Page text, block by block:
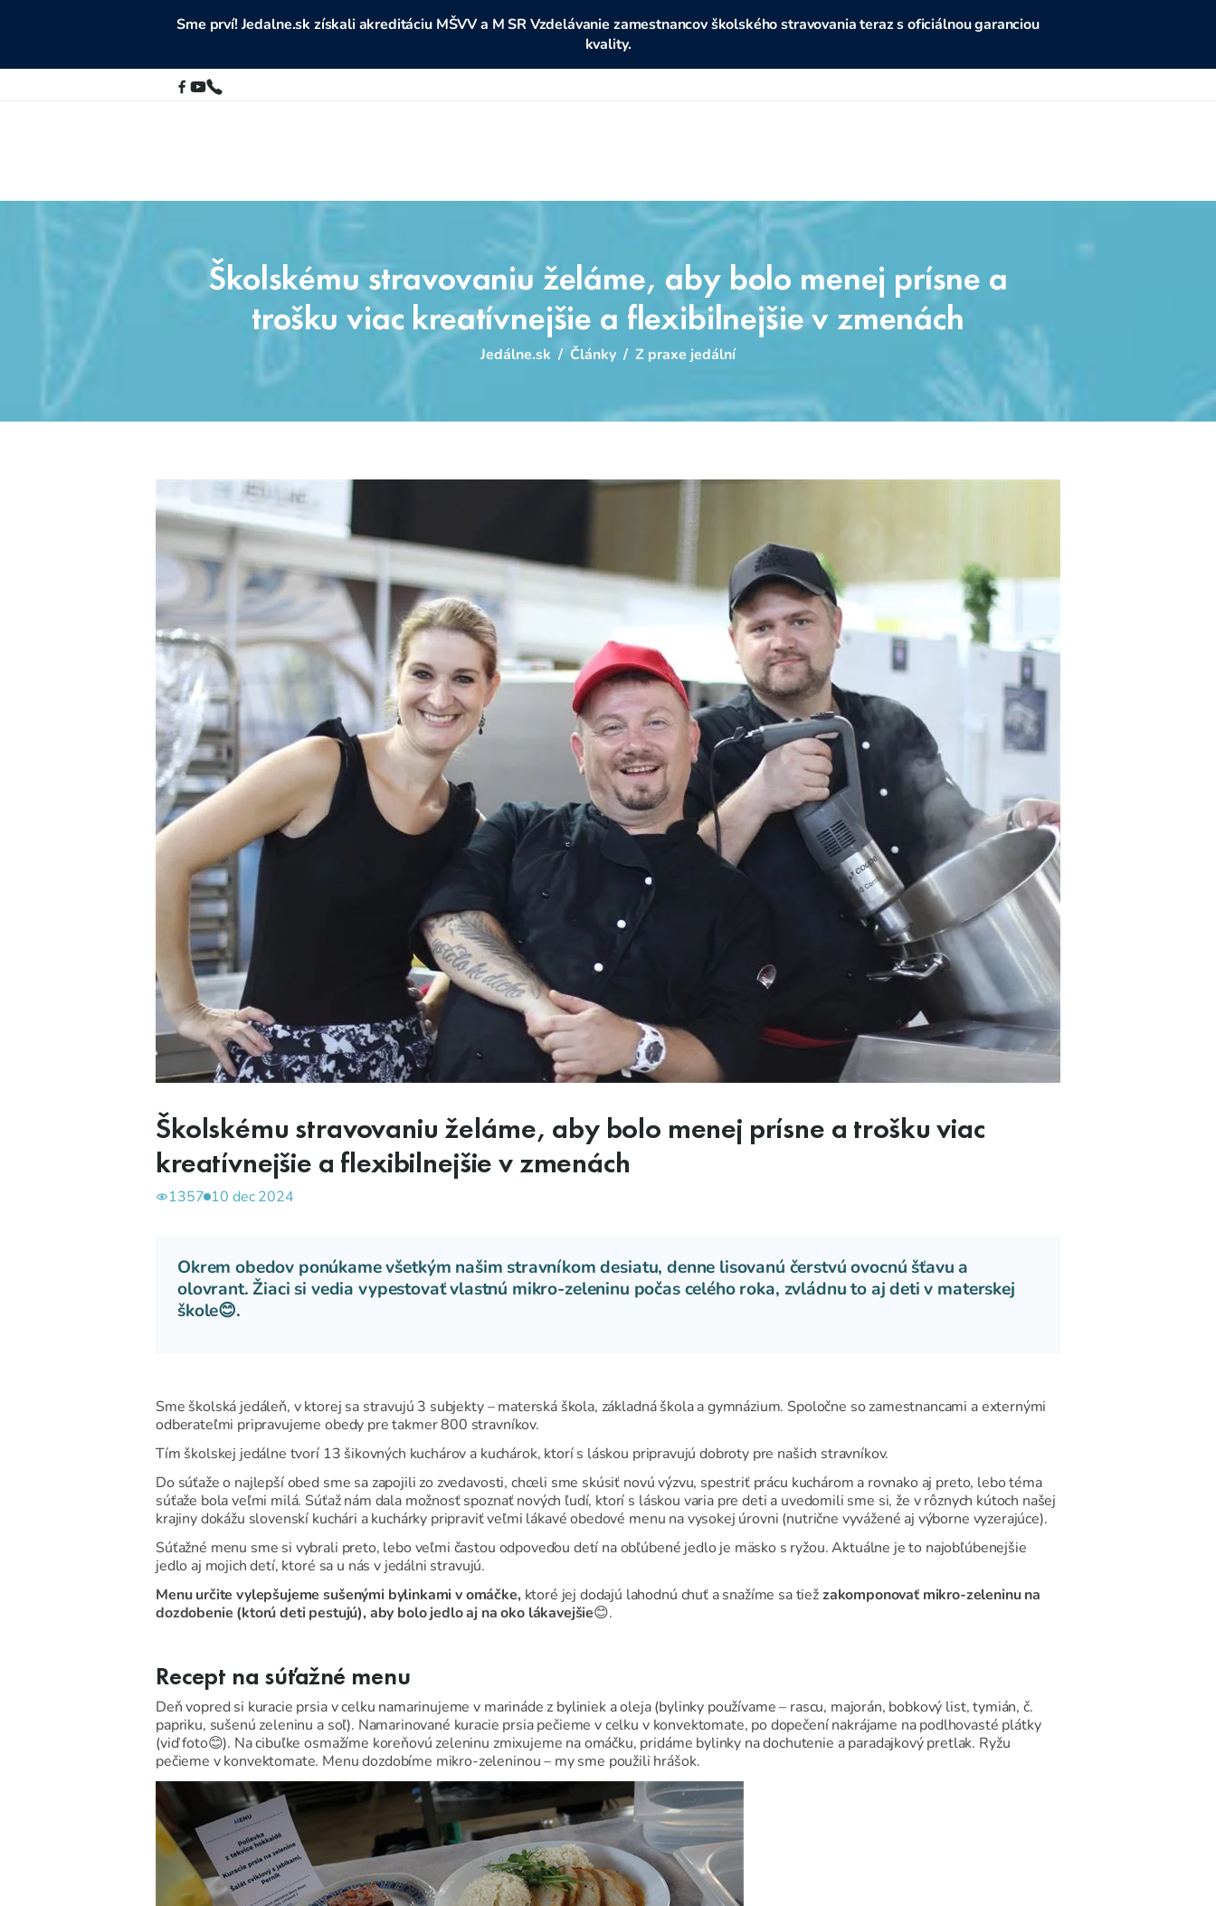
Sme prví! Jedalne.sk získali akreditáciu MŠVV a M SR Vzdelávanie zamestnancov školského stravovania teraz s oficiálnou garanciou
kvality.
Školskému stravovaniu želáme, aby bolo menej prísne a
trošku viac kreatívnejšie a flexibilnejšie v zmenách
Jedálne.sk / Články / Z praxe jedální
Školskému stravovaniu želáme, aby bolo menej prísne a trošku viac
kreatívnejšie a flexibilnejšie v zmenách
1357 10 dec 2024
Okrem obedov ponúkame všetkým našim stravníkom desiatu, denne lisovanú čerstvú ovocnú šťavu a
olovrant. Žiaci si vedia vypestovať vlastnú mikro-zeleninu počas celého roka, zvládnu to aj deti v materskej
škole😊.
Sme školská jedáleň, v ktorej sa stravujú 3 subjekty – materská škola, základná škola a gymnázium. Spoločne so zamestnancami a externými
odberateľmi pripravujeme obedy pre takmer 800 stravníkov.
Tím školskej jedálne tvorí 13 šikovných kuchárov a kuchárok, ktorí s láskou pripravujú dobroty pre našich stravníkov.
Do súťaže o najlepší obed sme sa zapojili zo zvedavosti, chceli sme skúsiť novú výzvu, spestriť prácu kuchárom a rovnako aj preto, lebo téma
súťaže bola veľmi milá. Súťaž nám dala možnosť spoznať nových ľudí, ktorí s láskou varia pre deti a uvedomili sme si, že v rôznych kútoch našej
krajiny dokážu slovenskí kuchári a kuchárky pripraviť veľmi lákavé obedové menu na vysokej úrovni (nutrične vyvážené aj výborne vyzerajúce).
Súťažné menu sme si vybrali preto, lebo veľmi častou odpoveďou detí na obľúbené jedlo je mäsko s ryžou. Aktuálne je to najobľúbenejšie
jedlo aj mojich detí, ktoré sa u nás v jedálni stravujú.
Menu určite vylepšujeme sušenými bylinkami v omáčke,ktoré jej dodajú lahodnú chuť a snažíme sa tiežzakomponovať mikro-zeleninu na
dozdobenie (ktorú deti pestujú), aby bolo jedlo aj na oko lákavejšie😊.
Recept na súťažné menu
Deň vopred si kuracie prsia v celku namarinujeme v marináde z byliniek a oleja (bylinky používame – rascu, majorán, bobkový list, tymián, č.
papriku, sušenú zeleninu a soľ). Namarinované kuracie prsia pečieme v celku v konvektomate, po dopečení nakrájame na podlhovasté plátky
(viď foto😊). Na cibuľke osmažíme koreňovú zeleninu zmixujeme na omáčku, pridáme bylinky na dochutenie a paradajkový pretlak. Ryžu
pečieme v konvektomate. Menu dozdobíme mikro-zeleninou – my sme použili hrášok.